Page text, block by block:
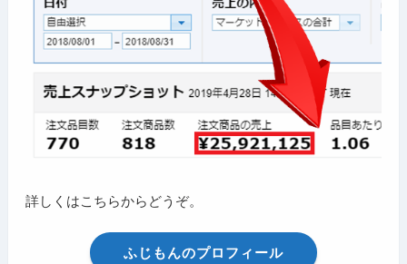
詳しくはこちらからどうぞ。
ふじもんのプロフィール